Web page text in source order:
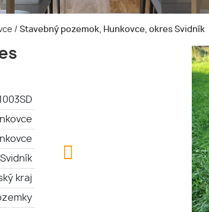
/ Stavebný pozemok, Hunkovce, okres Svidník
Svidník
kraj